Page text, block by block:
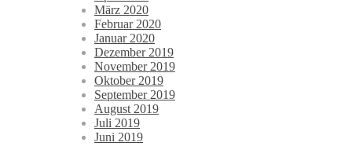
März 2020
Februar 2020
Januar 2020
Dezember 2019
November 2019
Oktober 2019
September 2019
August 2019
Juli 2019
Juni 2019